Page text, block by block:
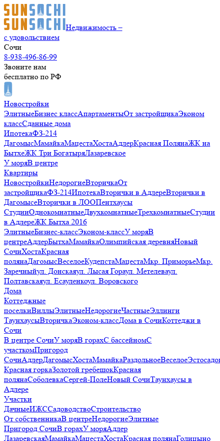
Недвижимость –
с удовольствием
Сочи
8-938-496-86-99
Звоните нам
бесплатно по РФ
Новостройки
ЭлитныеБизнес классАпартаментыОт застройщикаЭконом
классСданные дома
ИпотекаФЗ-214
ДагомысМамайкаМацестаХостаАдлерКрасная ПолянаЖК на
БытхеЖК Три БогатыряЛазаревское
У моряВ центре
Квартиры
НовостройкиНедорогиеВторичкаОт
застройщикаФЗ-214ИпотекаВторички в АдлереВторички в
ДагомысеВторички в ЛООПентхаусы
СтудииОднокомнатныеДвухкомнатныеТрехкомнатныеСтудии
в АдлереЖК Бытха 2016
ЭлитныеБизнес-классЭконом-классУ моряВ
центреАдлерБытхаМамайкаОлимпийская деревняНовый
СочиХостаКрасная
полянаДагомысВеселоеКудепстаМацестаМкр. ПриморьеМкр.
Заречныйул. Донскаяул. Лысая Гораул. Метелеваул.
Полтавскаяул. Есауленкоул. Воровского
Дома
Коттеджные
поселкиВиллыЭлитныеНедорогиеЧастныеЭллинги
ТаунхаусыВторичкаЭконом-классДома в СочиКоттеджи в
Сочи
В центре СочиУ моряВ горахС бассейномС
участкомПригород
СочиАдлерДагомысХостаМамайкаРаздольноеВеселое
Красная горкаЗолотой гребешокКрасная
полянаСоболевкаСергей-ПолеНовый СочиТаунхаусы в
Адлере
Участки
ДачныеИЖССадоводствоСтроительство
От собственникаВ центреНедорогиеЭлитные
Пригород СочиВ горахУ моряАдлер
ЛазаревскаяМамайкаМацестаХостаКрасная полянаГолицыно